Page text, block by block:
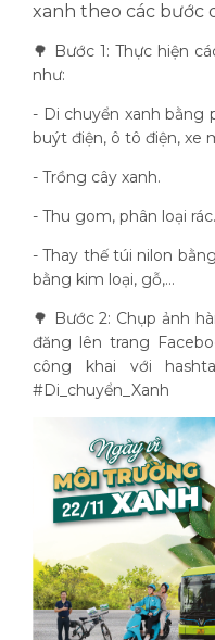
xanh theo các bước
🌳 Bước 1: Thực hiện
như:
- Di chuyển xanh bằng
buýt điện, ô tô điện, xe
- Trồng cây xanh.
- Thu gom, phân loại rác.
- Thay thế túi nilon
bằng kim loại, gỗ,...
🌳 Bước 2: Chụp ảnh
đăng lên trang
công khai với
#Di_chuyển_Xanh